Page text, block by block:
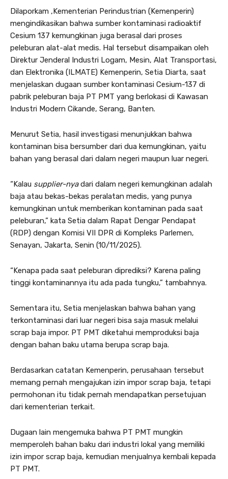
Dilaporkam ,Kementerian Perindustrian (Kemenperin)
mengindikasikan bahwa sumber kontaminasi radioaktif
Cesium 137 kemungkinan juga berasal dari proses
peleburan alat-alat medis. Hal tersebut disampaikan oleh
Direktur Jenderal Industri Logam, Mesin, Alat Transportasi,
dan Elektronika (ILMATE) Kemenperin, Setia Diarta, saat
menjelaskan dugaan sumber kontaminasi Cesium-137 di
pabrik peleburan baja PT PMT yang berlokasi di Kawasan
Industri Modern Cikande, Serang, Banten.
Menurut Setia, hasil investigasi menunjukkan bahwa
kontaminan bisa bersumber dari dua kemungkinan, yaitu
bahan yang berasal dari dalam negeri maupun luar negeri.
“Kalau supplier-nyadari dalam negeri kemungkinan adalah
baja atau bekas-bekas peralatan medis, yang punya
kemungkinan untuk memberikan kontaminan pada saat
peleburan,” kata Setia dalam Rapat Dengar Pendapat
(RDP) dengan Komisi VII DPR di Kompleks Parlemen,
Senayan, Jakarta, Senin (10/11/2025).
“Kenapa pada saat peleburan diprediksi? Karena paling
tinggi kontaminannya itu ada pada tungku,” tambahnya.
Sementara itu, Setia menjelaskan bahwa bahan yang
terkontaminasi dari luar negeri bisa saja masuk melalui
scrap baja impor. PT PMT diketahui memproduksi baja
dengan bahan baku utama berupa scrap baja.
Berdasarkan catatan Kemenperin, perusahaan tersebut
memang pernah mengajukan izin impor scrap baja, tetapi
permohonan itu tidak pernah mendapatkan persetujuan
dari kementerian terkait.
Dugaan lain mengemuka bahwa PT PMT mungkin
memperoleh bahan baku dari industri lokal yang memiliki
izin impor scrap baja, kemudian menjualnya kembali kepada
PT PMT.